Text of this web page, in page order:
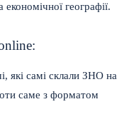
географії.
які самі склали ЗНО на
саме з форматом